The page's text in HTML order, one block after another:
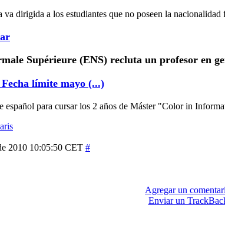
va dirigida a los estudiantes que no poseen la
Supérieure (ENS) recluta un profesor en
límite mayo (...)
español para cursar los 2 años de Máster "Color in
2010 10:05:50 CET #
Agregar un
Enviar un